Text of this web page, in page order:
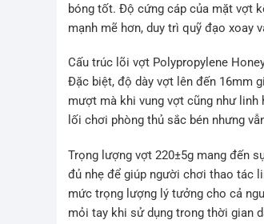
bóng tốt. Độ cứng cáp của mặt vợt
mạnh mẽ hơn, duy trì quỹ đạo xoay
Cấu trúc lõi vợt Polypropylene
Đặc biệt, độ dày vợt lên đến 16mm
mượt mà khi vung vợt cũng như linh
lối chơi phòng thủ sắc bén nhưng
Trọng lượng vợt 220±5g mang đến
đủ nhẹ để giúp người chơi thao tác
mức trọng lượng lý tưởng cho cả
mỏi tay khi sử dụng trong thời gian